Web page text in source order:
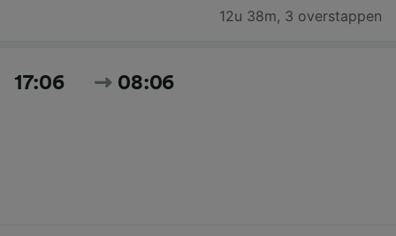
12u 38m, 3 overstappen
17:06 08:06